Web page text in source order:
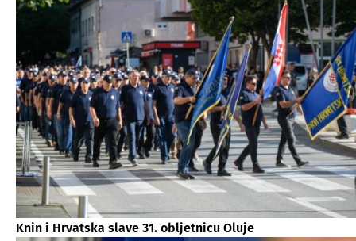
Knin i Hrvatska slave 31. obljetnicu Oluje